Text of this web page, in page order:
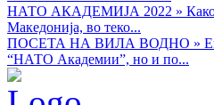
НАТО АКАДЕМИЈА 2022 »
Македонија, во теко...
ПОСЕТА НА ВИЛА ВОДНО »
“НАТО Академии”, но и по...